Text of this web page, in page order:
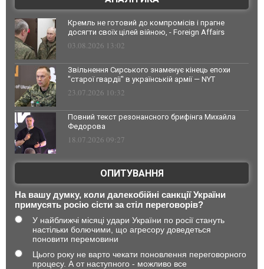
Кремль не готовий до компромісів і прагне
досягти своїх цілей війною, - Foreign Affairs
03.08.2026 13:02
Звільнення Сирського знаменує кінець епохи
"старої гвардії" в українській армії — NYT
23.07.2026 10:32
Повний текст резонансного брифінга Михайла
Федорова
18.07.2026 09:27
ОПИТУВАННЯ
На вашу думку, коли далекобійні санкції України
примусять росію сісти за стіл переговорів?
У найближчі місяці удари України по росії стануть
настільки болючими, що агресору доведеться
поновити перемовини
Цього року не варто чекати поновлення переговорного
процесу. А от наступного - можливо все